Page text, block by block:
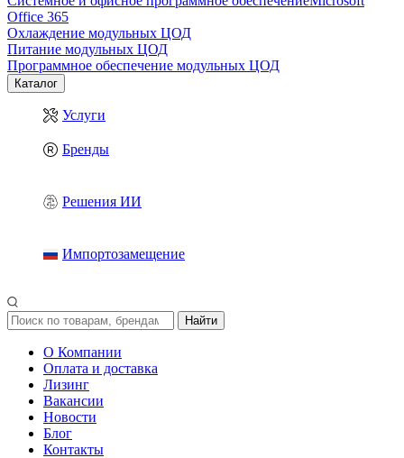
Office 365
Охлаждение модульных ЦОД
Питание модульных ЦОД
Программное обеспечение модульных ЦОД
Каталог
Услуги
Бренды
Решения ИИ
Импортозамещение
Найти
О Компании
Оплата и доставка
Лизинг
Вакансии
Новости
Блог
Контакты